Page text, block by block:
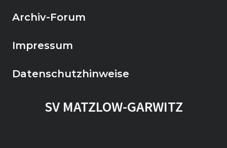
Archiv-Forum
Impressum
Datenschutzhinweise
SV MATZLOW-GARWITZ